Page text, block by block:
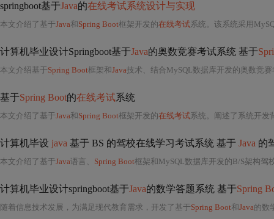
springboot基于Java的在线考试系统设计与实现
本文介绍了基于Java和Spring Boot框架开发的在线考试系统。该系统采用
计算机毕业设计Springboot基于Java的奥数竞赛考试系统 基于
本文介绍基于Spring Boot框架和Java技术、结合MySQL数据库开发的奥数竞赛考试系统。系统包含学生、教师和管理员模块，
基于Spring Boot的在线考试系统
本文介绍了基于Java和Spring Boot框架开发的在线考试系统。阐述了系统开发
计算机毕设 java 基于 BS 的驾校在线学习考试系统 基于 Java 的
本文介绍了基于Java语言、 Spring Boot框架和MySQL数据库开发的B/S架构驾
计算机毕业设计springboot基于Java的数学答题系统 基于Spring
随着信息技术发展，为满足现代教育需求，开发了基于Spring Boot和Java的数学